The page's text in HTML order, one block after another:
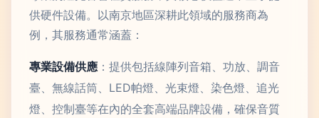
供硬件設備。以南京地區深耕此領域的服務商為
例，其服務通常涵蓋：
專業設備供應 ：提供包括線陣列音箱、功放、調音
臺、無線話筒、LED帕燈、光束燈、染色燈、追光
燈、控制臺等在內的全套高端品牌設備，確保音質